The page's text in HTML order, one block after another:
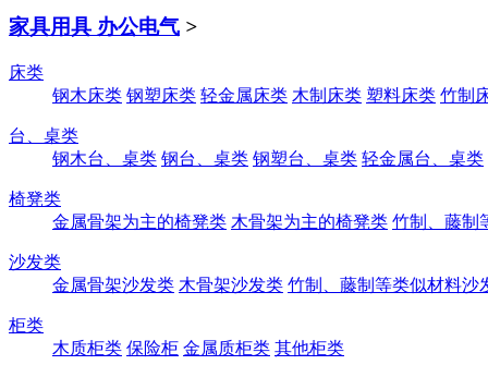
家具用具 办公电气 >
床类
钢木床类 钢塑床类 轻金属床类 木制床类 塑料床类 竹制
台、桌类
钢木台、桌类 钢台、桌类 钢塑台、桌类 轻金属台、桌类
椅凳类
金属骨架为主的椅凳类 木骨架为主的椅凳类 竹制、藤制
沙发类
金属骨架沙发类 木骨架沙发类 竹制、藤制等类似材料沙
柜类
木质柜类 保险柜 金属质柜类 其他柜类